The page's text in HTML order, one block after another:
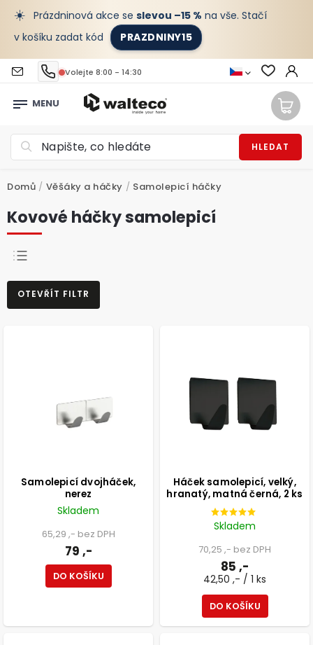
☀️ Prázdninová akce se slevou –15 % na vše. Stačí
v košíku zadat kód
PRAZDNINY15
Volejte 8:00 - 14:30
HLEDAT
Domů / Věšáky a háčky / Samolepicí háčky
Kovové háčky samolepicí
NEJPRODÁVANĚJŠÍ
NEJLEVNĚJŠÍ
OTEVŘÍT FILTR
Samolepicí dvojháček,
nerez
Skladem
65,29 ,- bez DPH
79 ,-
DO KOŠÍKU
Háček samolepicí, velký,
hranatý, matná černá, 2 ks
Skladem
70,25 ,- bez DPH
85 ,-
42,50 ,- / 1 ks
DO KOŠÍKU